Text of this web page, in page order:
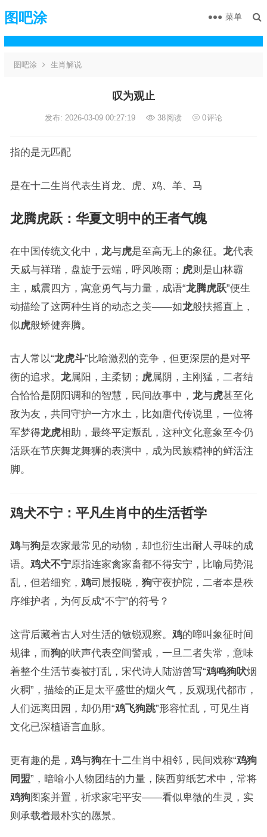
图吧涂 菜单
图吧涂 生肖解说
叹为观止
发布: 2026-03-09 00:27:19 38阅读 0评论
指的是无匹配
是在十二生肖代表生肖龙、虎、鸡、羊、马
龙腾虎跃：华夏文明中的王者气魄
在中国传统文化中， 龙与虎是至高无上的象征。 龙代表
天威与祥瑞，盘旋于云端，呼风唤雨； 虎则是山林霸
主，威震四方，寓意勇气与力量，成语“龙腾虎跃”便生
动描绘了这两种生肖的动态之美——如龙般扶摇直上，
似虎般矫健奔腾。
古人常以“龙虎斗”比喻激烈的竞争，但更深层的是对平
衡的追求。 龙属阳，主柔韧； 虎属阴，主刚猛，二者结
合恰恰是阴阳调和的智慧，民间故事中， 龙与虎甚至化
敌为友，共同守护一方水土，比如唐代传说里，一位将
军梦得龙虎相助，最终平定叛乱，这种文化意象至今仍
活跃在节庆舞龙舞狮的表演中，成为民族精神的鲜活注
脚。
鸡犬不宁：平凡生肖中的生活哲学
鸡与狗是农家最常见的动物，却也衍生出耐人寻味的成
语。 鸡犬不宁原指连家禽家畜都不得安宁，比喻局势混
乱，但若细究， 鸡司晨报晓， 狗守夜护院，二者本是秩
序维护者，为何反成“不宁”的符号？
这背后藏着古人对生活的敏锐观察。 鸡的啼叫象征时间
规律，而狗的吠声代表空间警戒，一旦二者失常，意味
着整个生活节奏被打乱，宋代诗人陆游曾写“鸡鸣狗吠烟
火稠”，描绘的正是太平盛世的烟火气，反观现代都市，
人们远离田园，却仍用“鸡飞狗跳”形容忙乱，可见生肖
文化已深植语言血脉。
更有趣的是， 鸡与狗在十二生肖中相邻，民间戏称“鸡狗
同盟”，暗喻小人物团结的力量，陕西剪纸艺术中，常将
鸡狗图案并置，祈求家宅平安——看似卑微的生灵，实
则承载着最朴实的愿景。